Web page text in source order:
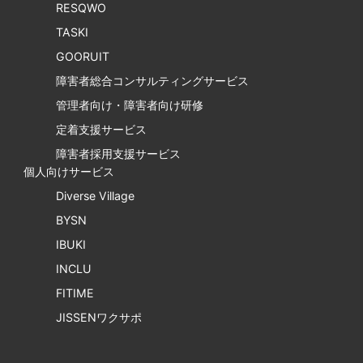
RESQWO
TASKI
GOORUIT
障害者総合コンサルティングサービス
管理者向け・障害者向け研修
定着支援サービス
障害者採用支援サービス
個人向けサービス
Diverse Village
BYSN
IBUKI
INCLU
FITIME
JISSENワクサポ